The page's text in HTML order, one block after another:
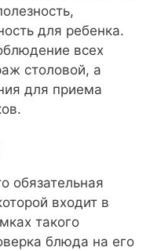
для ребенка.
всех
столовой, а
для приема
обязательная
входит в
такого
блюда на его